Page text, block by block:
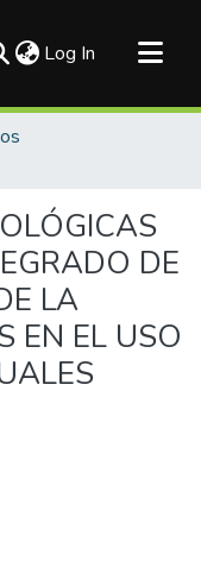
Log In (current)
DE
LA
EN EL USO